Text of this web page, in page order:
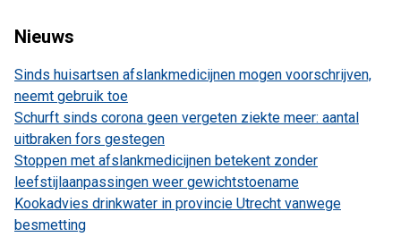
Nieuws
Sinds huisartsen afslankmedicijnen mogen voorschrijven,
neemt gebruik toe
Schurft sinds corona geen vergeten ziekte meer: aantal
uitbraken fors gestegen
Stoppen met afslankmedicijnen betekent zonder
leefstijlaanpassingen weer gewichtstoename
Kookadvies drinkwater in provincie Utrecht vanwege
besmetting